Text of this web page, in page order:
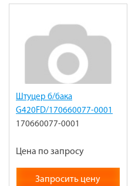
Штуцер б/бака
G420FD/170660077-0001
170660077-0001
Цена по запросу
Запросить цену